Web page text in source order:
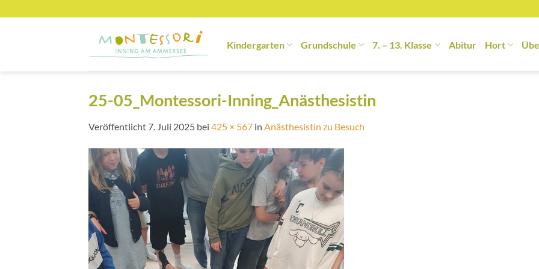
Kindergarten Grundschule 7. – 13. Klasse Abitur Hort
25-05_Montessori-Inning_Anästhesistin
Veröffentlicht 7. Juli 2025 bei 425 × 567 in Anästhesistin zu Besuch